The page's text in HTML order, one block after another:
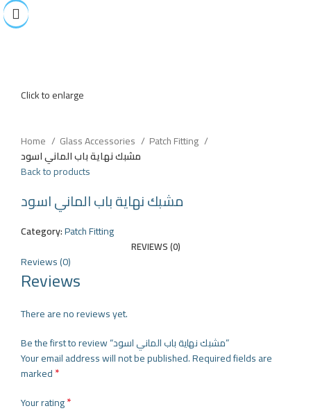
Click to enlarge
Home Glass Accessories
Patch Fitting
مشبك نهاية باب الماني اسود
Back to products
مشبك نهاية باب الماني اسود
Category:Patch Fitting
REVIEWS (0)
Reviews (0)
Reviews
There are no reviews yet.
Be the first to review “مشبك نهاية باب الماني اسود”
Your email address will not be published.Required fields are
marked*
Your rating*